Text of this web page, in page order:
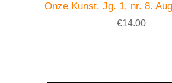
Onze Kunst. Jg. 1, nr. 8.
€14.00